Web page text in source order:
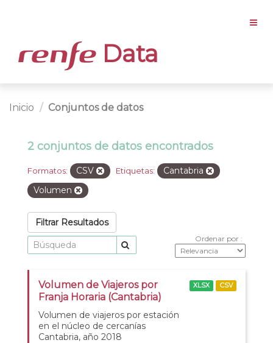
Data
Inicio Conjuntos de datos
2 conjuntos de datos encontrados
Formatos: CSV Etiquetas:
Cantabria
Volumen
Filtrar Resultados
Ordenar por
Volumen de Viajeros por
Franja Horaria (Cantabria)
Volumen de viajeros por estación
en el núcleo de cercanías
Cantabria, año 2018
XLSX CSV